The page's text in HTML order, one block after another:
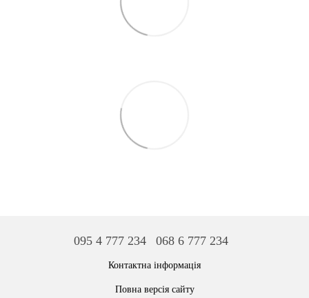
095 4 777 234 068 6 777 234
Контактна інформація
Повна версія сайту